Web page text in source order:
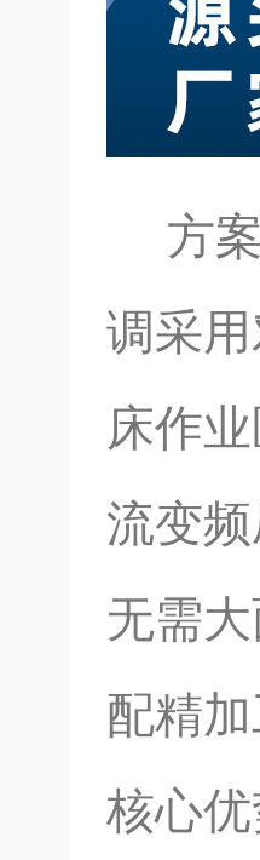
方
调采
床作
流变
无需
配精
核心